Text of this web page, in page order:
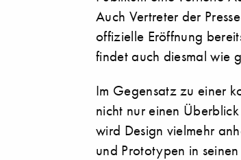
Auch Vertreter der
offizielle Eröffnung
findet auch diesmal wie
Im Gegensatz zu einer
nicht nur einen
wird Design vielmehr
und Prototypen in